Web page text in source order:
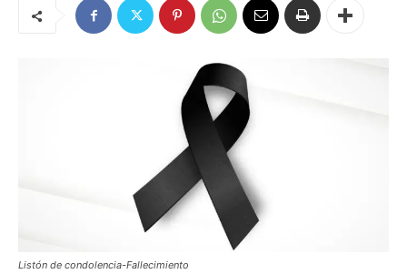
Listón de condolencia-Fallecimiento